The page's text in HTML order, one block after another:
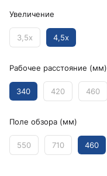
Увеличение
3,5x 4,5x
Рабочее расстояние (мм)
340 420 460
Поле обзора (мм)
550 710 460